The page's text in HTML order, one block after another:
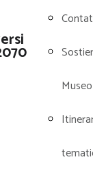
Museo